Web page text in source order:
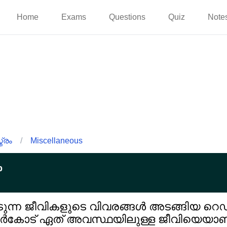
Home Exams Questions Quiz
/ Miscellaneous
ജീവികളുടെ വിവരങ്ങൾ അടങ്ങിയ
ഏത് അവസ്ഥയിലുള്ള ജീവിയെയാണ്